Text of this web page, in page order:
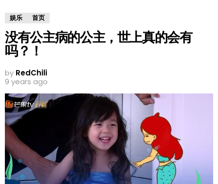
娱乐 首页
没有公主病的公主，世上真的会有
吗？！
by RedChili
9 years ago